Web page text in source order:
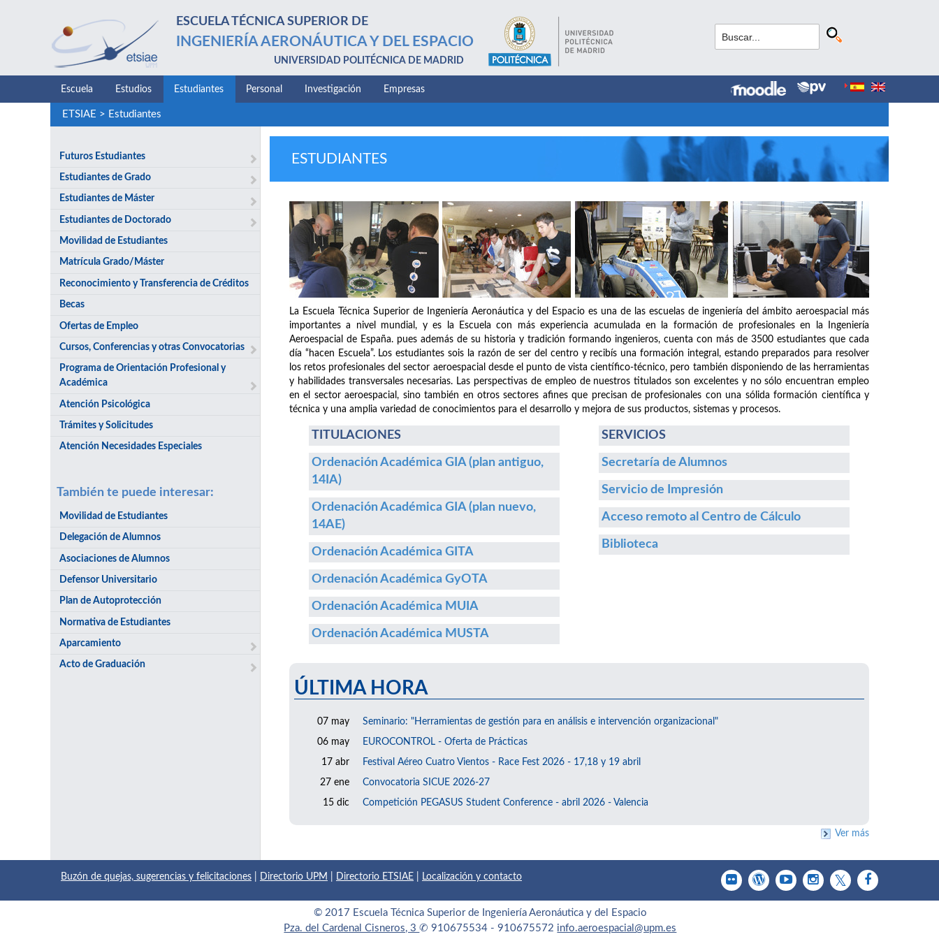
ESCUELA TÉCNICA SUPERIOR DE
INGENIERÍA AERONÁUTICA Y DEL ESPACIO
UNIVERSIDAD POLITÉCNICA DE MADRID
Escuela Estudios Estudiantes Personal Investigación Empresas
ETSIAE > Estudiantes
Futuros Estudiantes
Estudiantes de Grado
Estudiantes de Máster
Estudiantes de Doctorado
Movilidad de Estudiantes
Matrícula Grado/Máster
Reconocimiento y Transferencia de Créditos
Becas
Ofertas de Empleo
Cursos, Conferencias y otras Convocatorias
Programa de Orientación Profesional y
Académica
Atención Psicológica
Trámites y Solicitudes
Atención Necesidades Especiales
También te puede interesar:
Movilidad de Estudiantes
Delegación de Alumnos
Asociaciones de Alumnos
Defensor Universitario
Plan de Autoprotección
Normativa de Estudiantes
Aparcamiento
Acto de Graduación
ESTUDIANTES
La Escuela Técnica Superior de Ingeniería Aeronáutica y del Espacio es una de las escuelas de ingeniería del ámbito aeroespacial más
importantes a nivel mundial, y es la Escuela con más experiencia acumulada en la formación de profesionales en la Ingeniería
Aeroespacial de España. pues además de su historia y tradición formando ingenieros, cuenta con más de 3500 estudiantes que cada
día “hacen Escuela”. Los estudiantes sois la razón de ser del centro y recibís una formación integral, estando preparados para resolver
los retos profesionales del sector aeroespacial desde el punto de vista científico-técnico, pero también disponiendo de las herramientas
y habilidades transversales necesarias. Las perspectivas de empleo de nuestros titulados son excelentes y no sólo encuentran empleo
en el sector aeroespacial, sino también en otros sectores afines que precisan de profesionales con una sólida formación científica y
técnica y una amplia variedad de conocimientos para el desarrollo y mejora de sus productos, sistemas y procesos.
TITULACIONES
Ordenación Académica GIA (plan antiguo,
14IA)
Ordenación Académica GIA (plan nuevo,
14AE)
Ordenación Académica GITA
Ordenación Académica GyOTA
Ordenación Académica MUIA
Ordenación Académica MUSTA
SERVICIOS
Secretaría de Alumnos
Servicio de Impresión
Acceso remoto al Centro de Cálculo
Biblioteca
ÚLTIMA HORA
07 may Seminario: "Herramientas de gestión para en análisis e intervención organizacional"
06 may EUROCONTROL - Oferta de Prácticas
17 abr Festival Aéreo Cuatro Vientos - Race Fest 2026 - 17,18 y 19 abril
27 ene Convocatoria SICUE 2026-27
15 dic Competición PEGASUS Student Conference - abril 2026 - Valencia
Ver más
Buzón de quejas, sugerencias y felicitaciones Directorio UPM Directorio ETSIAE Localización y contacto
© 2017 Escuela Técnica Superior de Ingeniería Aeronáutica y del Espacio
Pza. del Cardenal Cisneros, 3✆ 910675534 - 910675572 info.aeroespacial@upm.es